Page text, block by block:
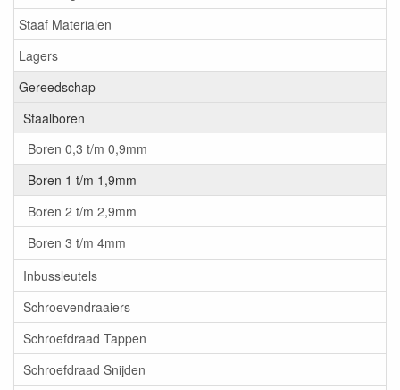
Staaf Materialen
Lagers
Gereedschap
Staalboren
Boren 0,3 t/m 0,9mm
Boren 1 t/m 1,9mm
Boren 2 t/m 2,9mm
Boren 3 t/m 4mm
Inbussleutels
Schroevendraaiers
Schroefdraad Tappen
Schroefdraad Snijden